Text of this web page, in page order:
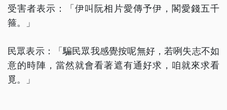
受害者表示：「伊叫阮相片愛傳予伊，閣愛錢五千
箍。」
民眾表示：「騙民眾我感覺按呢無好，若咧失志不如
意的時陣，當然就會看著遮有通好求，咱就來求看
覓。」